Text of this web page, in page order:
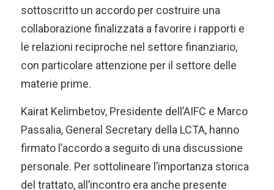
sottoscritto un accordo per costruire una
collaborazione finalizzata a favorire i rapporti e
le relazioni reciproche nel settore finanziario,
con particolare attenzione per il settore delle
materie prime.
Kairat Kelimbetov, Presidente dell’AIFC e Marco
Passalia, General Secretary della LCTA, hanno
firmato l’accordo a seguito di una discussione
personale. Per sottolineare l’importanza storica
del trattato, all’incontro era anche presente